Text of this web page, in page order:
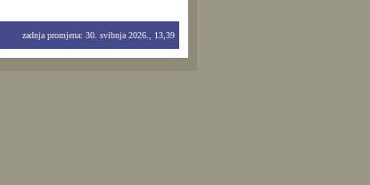
zadnja promjena: 30. svibnja 2026., 13,39